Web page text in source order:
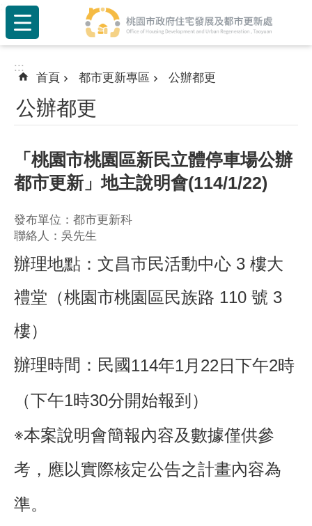
跳到主要內容區塊
:::
:::
首頁 都市更新專區 公辦都更
公辦都更
「桃園市桃園區新民立體停車場公辦
都市更新」地主說明會(114/1/22)
發布單位：都市更新科
聯絡人：吳先生
辦理地點：文昌市民活動中心 3 樓大
禮堂（桃園市桃園區民族路 110 號 3
樓）
辦理時間：民國114年1月22日下午2時
（下午1時30分開始報到）
※本案說明會簡報內容及數據僅供參
考，應以實際核定公告之計畫內容為
準。